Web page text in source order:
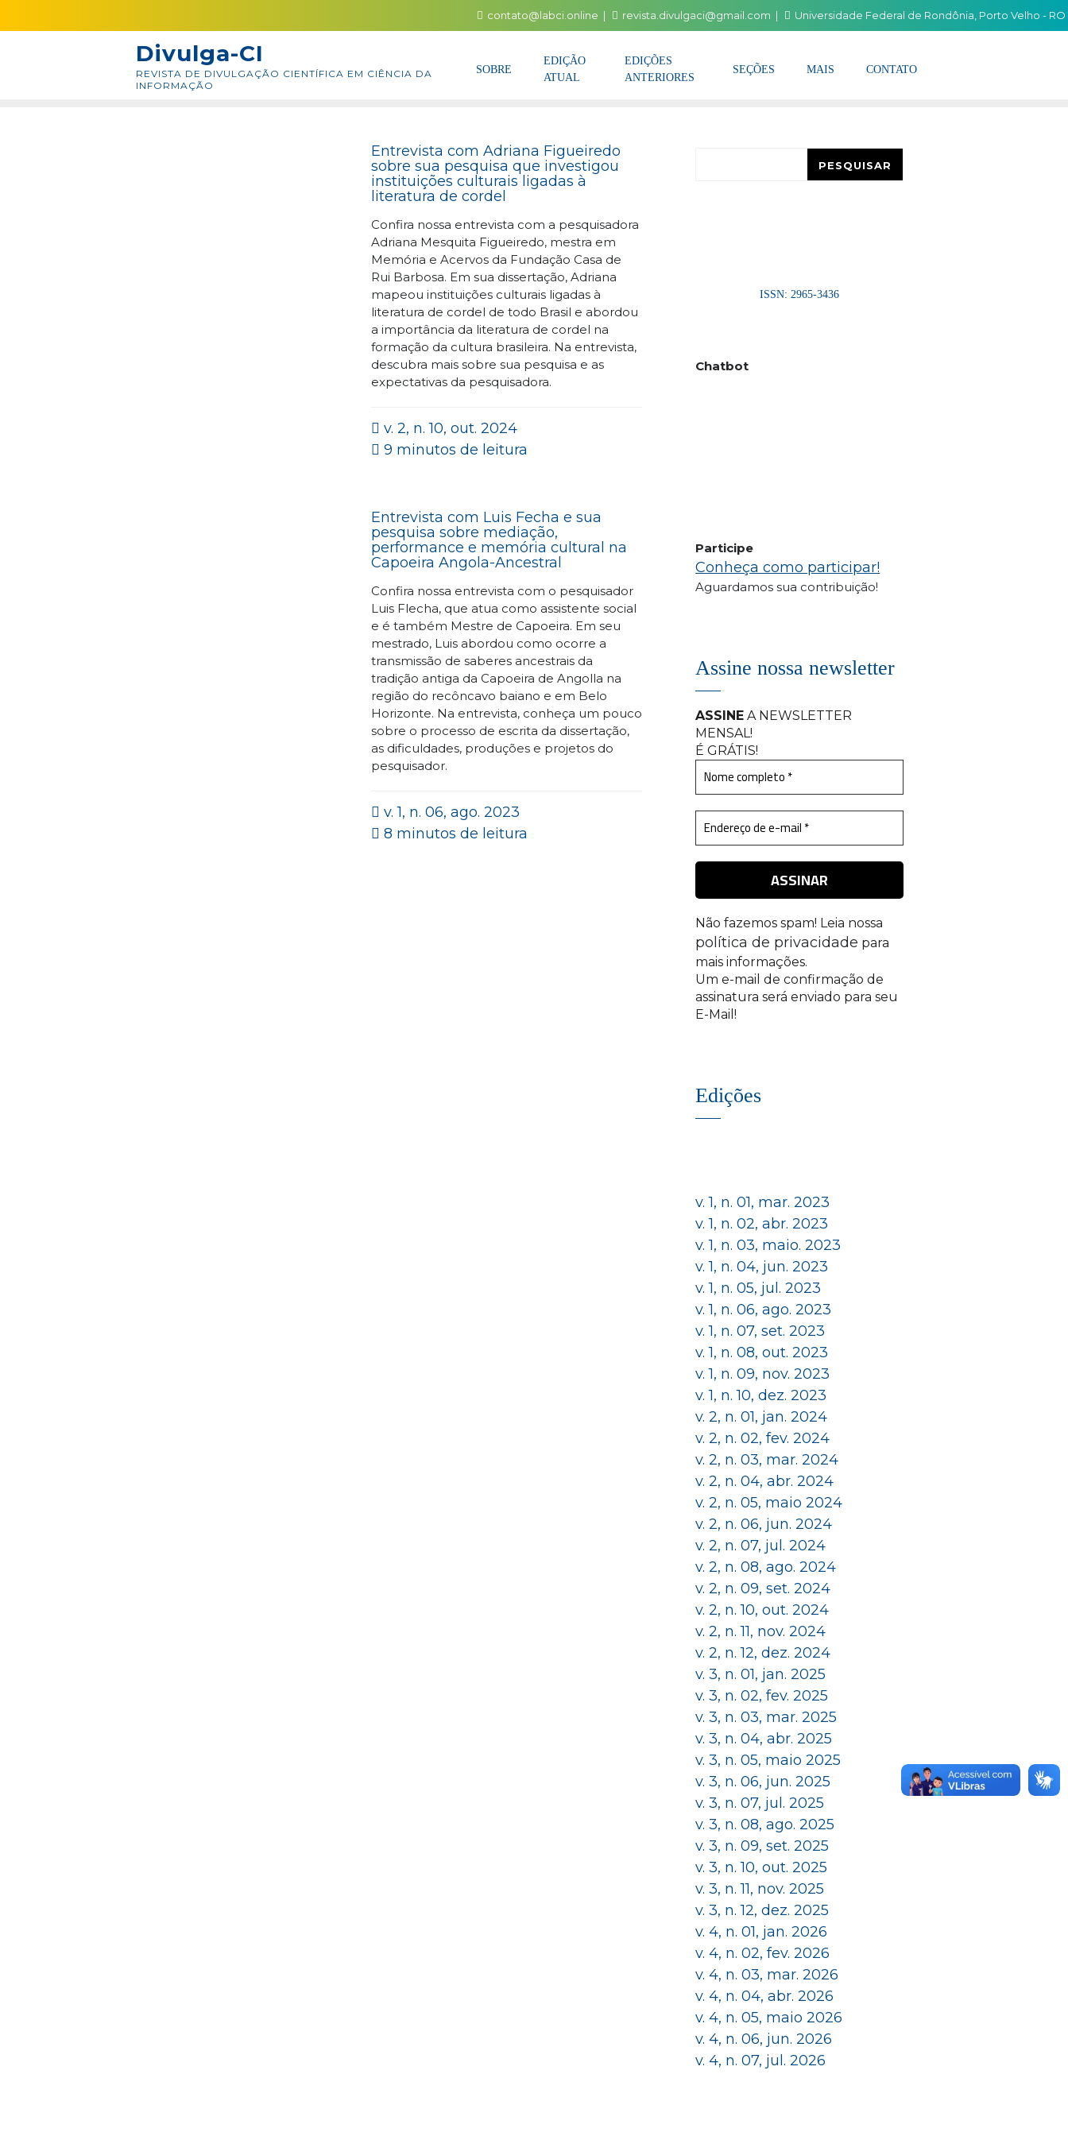
to
contato@labci.online revista.divulgaci@gmail.com Universidade Federal de Rondônia, Porto Velho - RO
Divulga-CI
REVISTA DE DIVULGAÇÃO CIENTÍFICA EM CIÊNCIA DA
INFORMAÇÃO
SOBRE
EDIÇÃO
ATUAL
EDIÇÕES
ANTERIORES
SEÇÕES MAIS CONTATO
Entrevista com Adriana Figueiredo
sobre sua pesquisa que investigou
instituições culturais ligadas à
literatura de cordel
Confira nossa entrevista com a pesquisadora
Adriana Mesquita Figueiredo, mestra em
Memória e Acervos da Fundação Casa de
Rui Barbosa. Em sua dissertação, Adriana
mapeou instituições culturais ligadas à
literatura de cordel de todo Brasil e abordou
a importância da literatura de cordel na
formação da cultura brasileira. Na entrevista,
descubra mais sobre sua pesquisa e as
expectativas da pesquisadora.
v. 2, n. 10, out. 2024
9 minutos de leitura
Entrevista com Luis Fecha e sua
pesquisa sobre mediação,
performance e memória cultural na
Capoeira Angola-Ancestral
Confira nossa entrevista com o pesquisador
Luis Flecha, que atua como assistente social
e é também Mestre de Capoeira. Em seu
mestrado, Luis abordou como ocorre a
transmissão de saberes ancestrais da
tradição antiga da Capoeira de Angolla na
região do recôncavo baiano e em Belo
Horizonte. Na entrevista, conheça um pouco
sobre o processo de escrita da dissertação,
as dificuldades, produções e projetos do
pesquisador.
v. 1, n. 06, ago. 2023
8 minutos de leitura
PESQUISAR
ISSN: 2965-3436
Chatbot
Participe
Conheça como participar!
Aguardamos sua contribuição!
Assine nossa newsletter
ASSINE A NEWSLETTER
MENSAL!
É GRÁTIS!
Não fazemos spam! Leia nossa
política de privacidade para
mais informações.
Um e-mail de confirmação de
assinatura será enviado para seu
E-Mail!
Edições
v. 1, n. 01, mar. 2023
v. 1, n. 02, abr. 2023
v. 1, n. 03, maio. 2023
v. 1, n. 04, jun. 2023
v. 1, n. 05, jul. 2023
v. 1, n. 06, ago. 2023
v. 1, n. 07, set. 2023
v. 1, n. 08, out. 2023
v. 1, n. 09, nov. 2023
v. 1, n. 10, dez. 2023
v. 2, n. 01, jan. 2024
v. 2, n. 02, fev. 2024
v. 2, n. 03, mar. 2024
v. 2, n. 04, abr. 2024
v. 2, n. 05, maio 2024
v. 2, n. 06, jun. 2024
v. 2, n. 07, jul. 2024
v. 2, n. 08, ago. 2024
v. 2, n. 09, set. 2024
v. 2, n. 10, out. 2024
v. 2, n. 11, nov. 2024
v. 2, n. 12, dez. 2024
v. 3, n. 01, jan. 2025
v. 3, n. 02, fev. 2025
v. 3, n. 03, mar. 2025
v. 3, n. 04, abr. 2025
v. 3, n. 05, maio 2025
v. 3, n. 06, jun. 2025
v. 3, n. 07, jul. 2025
v. 3, n. 08, ago. 2025
v. 3, n. 09, set. 2025
v. 3, n. 10, out. 2025
v. 3, n. 11, nov. 2025
v. 3, n. 12, dez. 2025
v. 4, n. 01, jan. 2026
v. 4, n. 02, fev. 2026
v. 4, n. 03, mar. 2026
v. 4, n. 04, abr. 2026
v. 4, n. 05, maio 2026
v. 4, n. 06, jun. 2026
v. 4, n. 07, jul. 2026